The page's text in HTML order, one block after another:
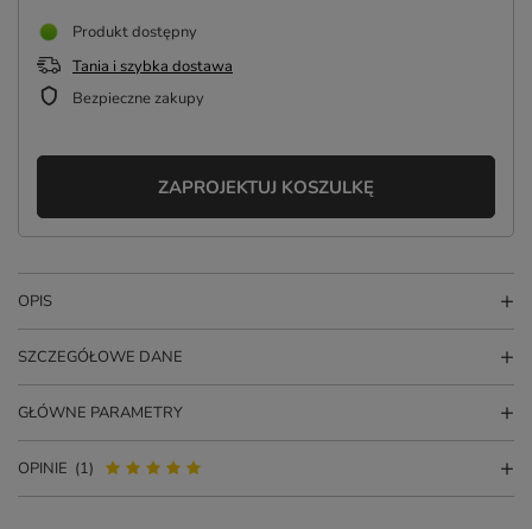
Produkt dostępny
Tania i szybka dostawa
Bezpieczne zakupy
ZAPROJEKTUJ KOSZULKĘ
OPIS
SZCZEGÓŁOWE DANE
GŁÓWNE PARAMETRY
OPINIE (1)